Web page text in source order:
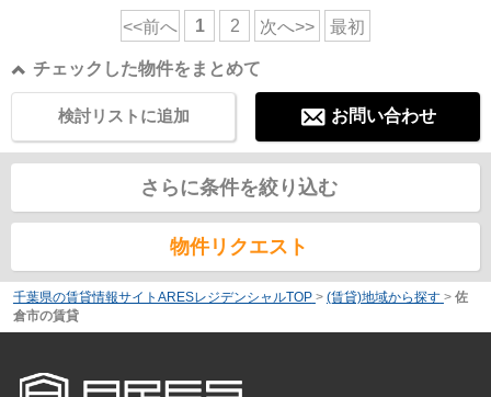
<<前へ 1 2 次へ>> 最初
チェックした物件をまとめて
お問い合わせ
検討リストに追加
さらに条件を絞り込む
物件リクエスト
千葉県の賃貸情報サイトARESレジデンシャルTOP > (賃貸)地域から探す > 佐
倉市の賃貸